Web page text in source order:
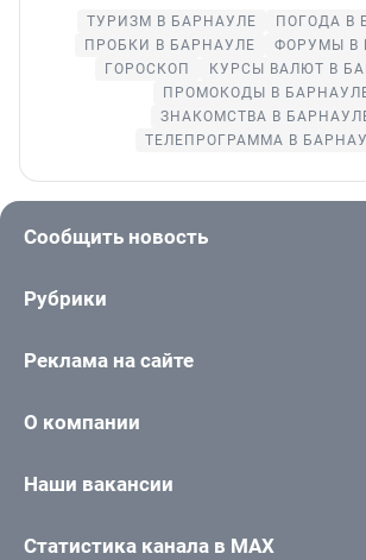
ТУРИЗМ В БАРНАУЛЕ
ПОГОДА В
ПРОБКИ В БАРНАУЛЕ
ФОРУМЫ В
ГОРОСКОП
КУРСЫ ВАЛЮТ В
ПРОМОКОДЫ В
ЗНАКОМСТВА В
ТЕЛЕПРОГРАММА В
Сообщить новость
Рубрики
Реклама на сайте
О компании
Наши вакансии
Статистика канала в MAX